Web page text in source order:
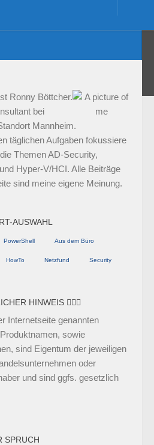
Ronny Böttcher.
bei
Mannheim.
täglichen Aufgaben fokussiere
Themen AD-Security,
Hyper-V/HCI. Alle Beiträge
sind meine eigene Meinung.
AUSWAHL
PowerShell Aus dem Büro
HowTo Netzfund Security
HINWEIS 👩🏼‍⚖️
Internetseite genannten
sowie
sind Eigentum der jeweiligen
oder
und sind ggfs. gesetzlich
SPRUCH